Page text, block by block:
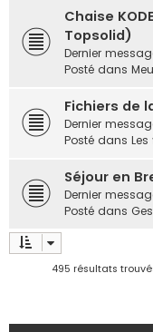
Chaise
Topsolid)
Dernier
Posté dans
Fichiers de
Dernier
Posté dans
Séjour en
Dernier
Posté dans
495 résultats